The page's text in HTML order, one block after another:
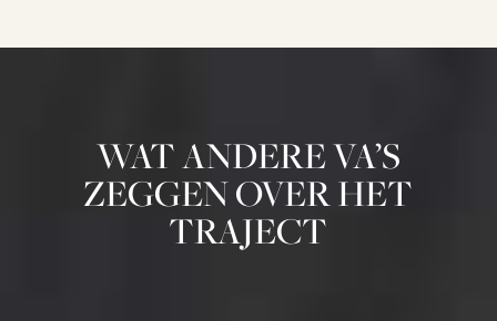
WAT ANDERE VA’S
ZEGGEN OVER HET
TRAJECT